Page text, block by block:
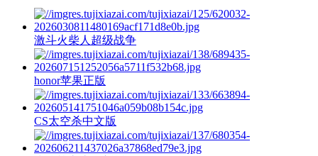
激斗火柴人超级战争
honor苹果正版
CS太空杀中文版